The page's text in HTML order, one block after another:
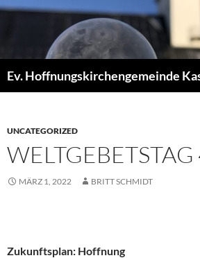
Zum
Ev. Hoffnungskirchengemeinde
UNCATEGORIZED
MÄRZ 1, 2022 BRITT SCHMIDT
Zukunftsplan: Hoffnung